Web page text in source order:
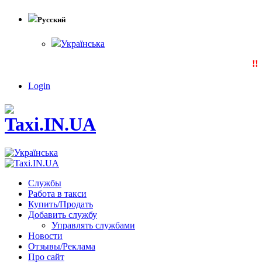
Русский
Українська
Login
Службы
Работа в такси
Купить/Продать
Добавить службу
Управлять службами
Новости
Отзывы/Реклама
Про сайт